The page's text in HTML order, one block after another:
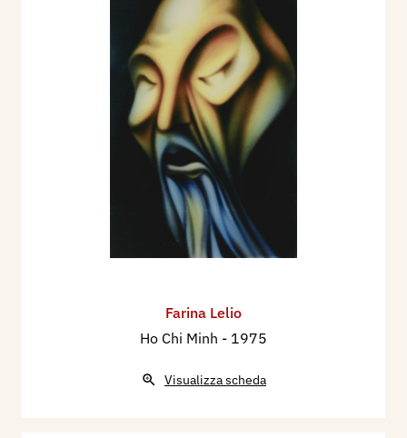
Dizionario critico Artitalia.
Arte Italiana per il mondo (vol. IX).
Internet sito "www.artitalia.it" (2002).
2002 - MontemarcelloStudio espongono Lelio
Farina - Paolino Rangoni - Gianfranco Tognarelli,
pieghevole mostra, Circolo Culturale Bertolt
2004 - Lelio Farina - dal Cartellone al Cartellone,
monografia, pp. 112.
2007 - Incontri a Montemarcello con Lelio Farina
catalogo mostra, Milano.
2010 - Paolino Rangoni - Gianfranco Tognarelli -
mostra, Fortezza Firmafede, Cittadella di
Farina Lelio
Ho Chi Minh - 1975
Visualizza scheda